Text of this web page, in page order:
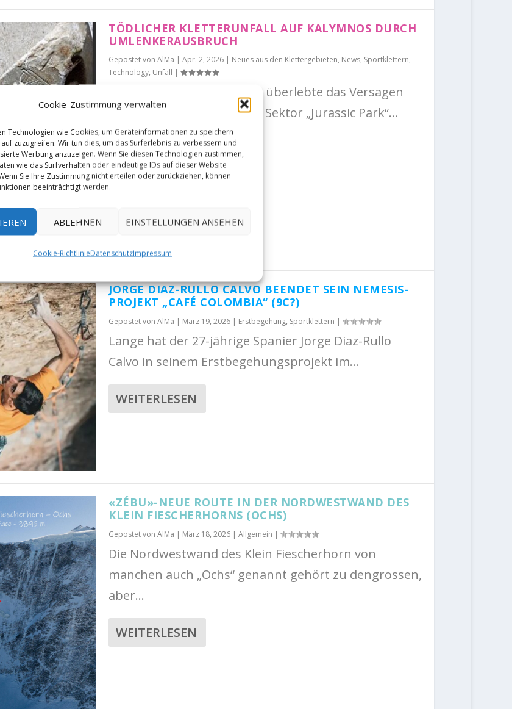
Cookie-Zustimmung verwalten
Technologien wie Cookies, um Geräteinformationen zu speichern
zuzugreifen. Wir tun dies, um das Surferlebnis zu verbessern und
Werbung anzuzeigen. Wenn Sie diesen Technologien zustimmen,
wie das Surfverhalten oder eindeutige IDs auf dieser Website
Sie Ihre Zustimmung nicht erteilen oder zurückziehen, können
beeinträchtigt werden.
ABLEHNEN EINSTELLUNGEN ANSEHEN
Cookie-RichtlinieDatenschutzImpressum
TÖDLICHER KLETTERUNFALL AUF KALYMNOS DURCH
UMLENKERAUSBRUCH
Gepostet von AlMa | Apr. 2, 2026 | Neues aus den Klettergebieten, News, Sportklettern,
Technology, Unfall |
Ein tschechischer Kletterer überlebte das Versagen
einer Umlenksicherung im Sektor „Jurassic Park“...
WEITERLESEN
JORGE DIAZ-RULLO CALVO BEENDET SEIN NEMESIS-
PROJEKT „CAFÉ COLOMBIA“ (9C?)
Gepostet von AlMa | März 19, 2026 | Erstbegehung, Sportklettern |
Lange hat der 27-jährige Spanier Jorge Diaz-Rullo
Calvo in seinem Erstbegehungsprojekt im...
WEITERLESEN
«ZÉBU»-NEUE ROUTE IN DER NORDWESTWAND DES
KLEIN FIESCHERHORNS (OCHS)
Gepostet von AlMa | März 18, 2026 | Allgemein |
Die Nordwestwand des Klein Fiescherhorn von
manchen auch „Ochs“ genannt gehört zu dengrossen,
aber...
WEITERLESEN